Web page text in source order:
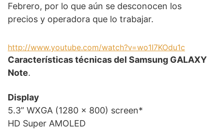
Febrero, por lo que aún se desconocen los
precios y operadora que lo trabajar.
http://www.youtube.com/watch?v=wo1I7KOdu1c
Características técnicas del Samsung GALAXY
Note.
Display
5.3” WXGA (1280 x 800) screen*
HD Super AMOLED